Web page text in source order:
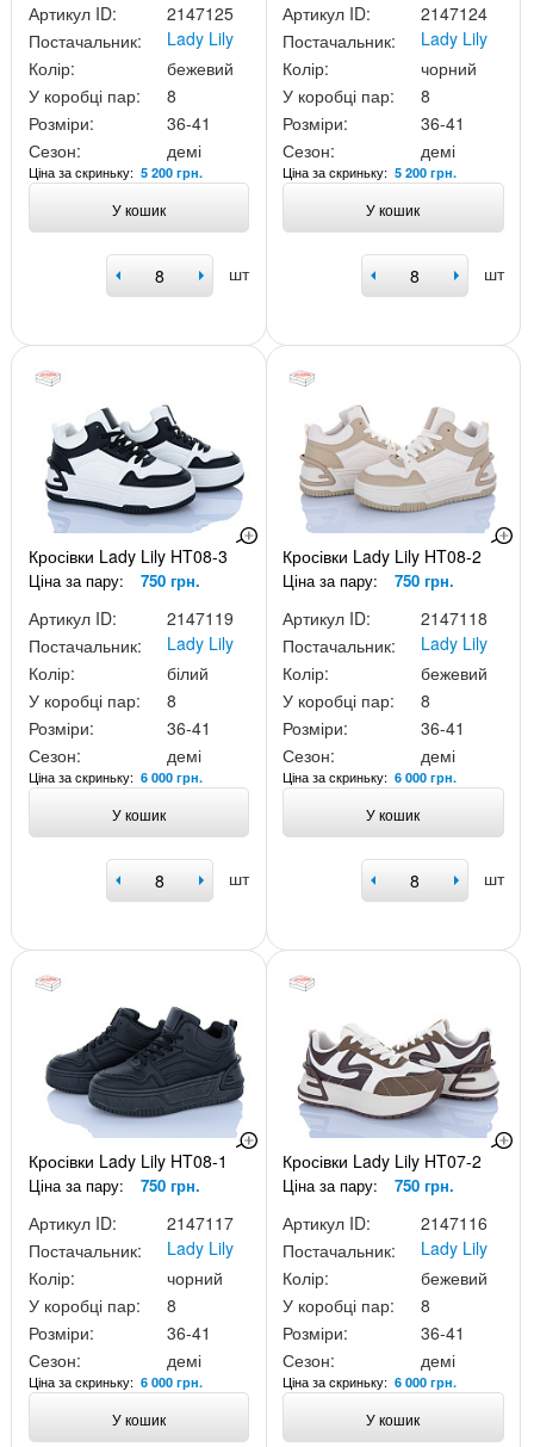
Артикул ID:
2147125
Постачальник:
Lady Lily
Колір:
бежевий
У коробці пар:
8
Розміри:
36-41
Сезон:
демі
Ціна за скриньку: 5 200 грн.
У кошик
шт
Артикул ID:
2147124
Постачальник:
Lady Lily
Колір:
чорний
У коробці пар:
8
Розміри:
36-41
Сезон:
демі
Ціна за скриньку:5 200 грн.
У кошик
шт
Кросівки Lady Lily HT08-3
Ціна за пару: 750 грн.
Артикул ID:
2147119
Постачальник:
Lady Lily
Колір:
білий
У коробці пар:
8
Розміри:
36-41
Сезон:
демі
Ціна за скриньку: 6 000 грн.
У кошик
шт
Кросівки Lady Lily HT08-2
Ціна за пару: 750 грн.
Артикул ID:
2147118
Постачальник:
Lady Lily
Колір:
бежевий
У коробці пар:
8
Розміри:
36-41
Сезон:
демі
Ціна за скриньку:6 000 грн.
У кошик
шт
Кросівки Lady Lily HT08-1
Ціна за пару: 750 грн.
Артикул ID:
2147117
Постачальник:
Lady Lily
Колір:
чорний
У коробці пар:
8
Розміри:
36-41
Сезон:
демі
Ціна за скриньку: 6 000 грн.
У кошик
Кросівки Lady Lily HT07-2
Ціна за пару: 750 грн.
Артикул ID:
2147116
Постачальник:
Lady Lily
Колір:
бежевий
У коробці пар:
8
Розміри:
36-41
Сезон:
демі
Ціна за скриньку:6 000 грн.
У кошик